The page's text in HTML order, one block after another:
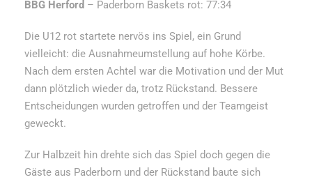
BBG Herford – Paderborn Baskets rot: 77:34
Die U12 rot startete nervös ins Spiel, ein Grund
vielleicht: die Ausnahmeumstellung auf hohe Körbe.
Nach dem ersten Achtel war die Motivation und der Mut
dann plötzlich wieder da, trotz Rückstand. Bessere
Entscheidungen wurden getroffen und der Teamgeist
geweckt.
Zur Halbzeit hin drehte sich das Spiel doch gegen die
Gäste aus Paderborn und der Rückstand baute sich